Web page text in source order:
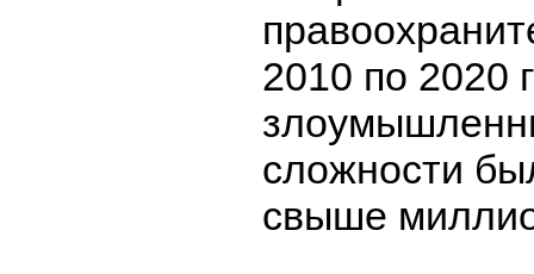
2010 по 2020
сложности
свыше